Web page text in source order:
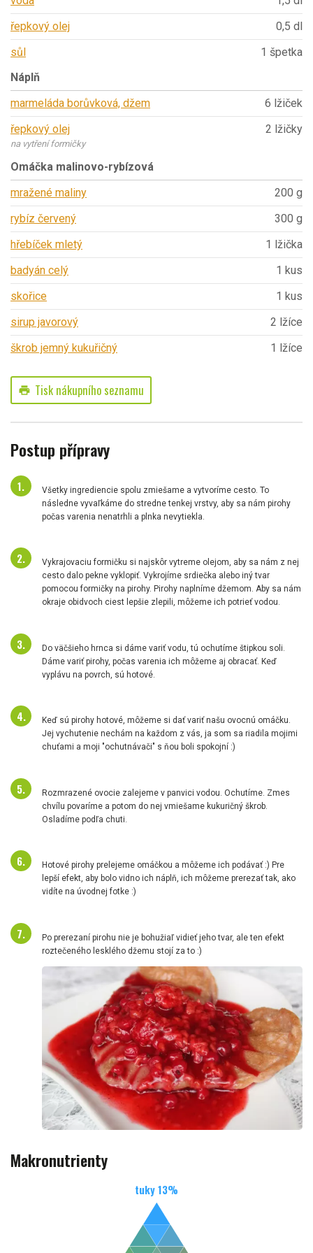
řepkový olej
0,5 dl
sůl
1 špetka
Náplň
marmeláda borůvková, džem
6 lžiček
řepkový olej
na vytření formičky
2 lžičky
Omáčka malinovo-rybízová
mražené maliny
200 g
rybíz červený
300 g
hřebíček mletý
1 lžička
badyán celý
1 kus
skořice
1 kus
sirup javorový
2 lžíce
škrob jemný kukuřičný
1 lžíce
print Tisk nákupního seznamu
Postup přípravy
Všetky ingrediencie spolu zmiešame a vytvoríme cesto. To
následne vyvaľkáme do stredne tenkej vrstvy, aby sa nám pirohy
počas varenia nenatrhli a plnka nevytiekla.
Vykrajovaciu formičku si najskôr vytreme olejom, aby sa nám z nej
cesto dalo pekne vyklopiť. Vykrojíme srdiečka alebo iný tvar
pomocou formičky na pirohy. Pirohy naplníme džemom. Aby sa nám
okraje obidvoch ciest lepšie zlepili, môžeme ich potrieť vodou.
Do väčšieho hrnca si dáme variť vodu, tú ochutíme štipkou soli.
Dáme variť pirohy, počas varenia ich môžeme aj obracať. Keď
vyplávu na povrch, sú hotové.
Keď sú pirohy hotové, môžeme si dať variť našu ovocnú omáčku.
Jej vychutenie nechám na každom z vás, ja som sa riadila mojimi
chuťami a moji "ochutnávači" s ňou boli spokojní :)
Rozmrazené ovocie zalejeme v panvici vodou. Ochutíme. Zmes
chvílu povaríme a potom do nej vmiešame kukuričný škrob.
Osladíme podľa chuti.
Hotové pirohy prelejeme omáčkou a môžeme ich podávať :) Pre
lepší efekt, aby bolo vidno ich náplň, ich môžeme prerezať tak, ako
vidíte na úvodnej fotke :)
Po prerezaní pirohu nie je bohužiaľ vidieť jeho tvar, ale ten efekt
roztečeného lesklého džemu stojí za to :)
Makronutrienty
tuky13%